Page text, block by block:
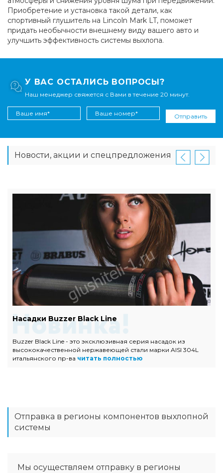
Приобретение и установка такой детали, как
спортивный глушитель на Lincoln Mark LT, поможет
придать необычности внешнему виду вашего авто и
улучшить эффективность системы выхлопа.
У ВАС ОСТАЛИСЬ ВОПРОСЫ?
Наш менеджер свяжется с Вами в течение 20 минут.
Отправить
Новости, акции и спецпредложения
Насадки Buzzer Black Line
Buzzer Black Line - это эксклюзивная серия насадок из
высококачественной нержавеющей стали марки AISI 304L
итальянского пр-ва читать полностью
Отправка в регионы компонентов выхлопной
системы
Мы осуществляем отправку в регионы